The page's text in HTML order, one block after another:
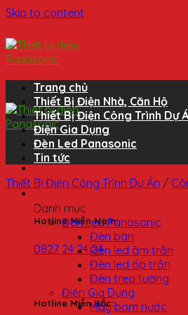
Skip to content
Hotline Miền Nam:
0827 24 24 24
Hotline Miền Bắc:
Trang chủ
Thiết Bị Điện Nhà, Căn Hộ
Thiết Bị Điện Công Trình Dự
Điện Gia Dụng
Đèn Led Panasonic
Tin tức
Thiết Bị Điện Công Trình Dự Án /
Danh mục
Đèn Led Panasonic
Đèn bàn
Đèn led âm trần
Đèn led ốp trần
Đèn treo tường
Điện Gia Dụng
Máy bơm nước